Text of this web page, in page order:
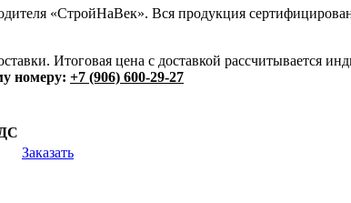
«СтройНаВек». Вся продукция
Итоговая цена с доставкой рассчитывается
номеру: +7 (906) 600-29-27
Заказать